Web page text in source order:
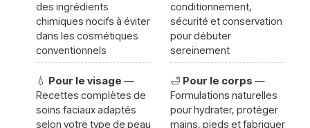
des ingrédients
chimiques nocifs à éviter
dans les cosmétiques
conventionnels
conditionnement,
sécurité et conservation
pour débuter
sereinement
💧 Pour le visage —
Recettes complètes de
soins faciaux adaptés
selon votre type de peau
🛁 Pour le corps —
Formulations naturelles
pour hydrater, protéger
mains, pieds et fabriquer